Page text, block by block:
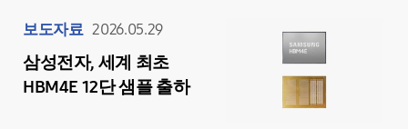
보도자료 2026.05.29
삼성전자, 세계 최초
HBM4E 12단 샘플 출하